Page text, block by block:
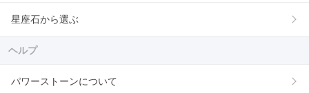
星座石から選ぶ
ヘルプ
パワーストーンについて